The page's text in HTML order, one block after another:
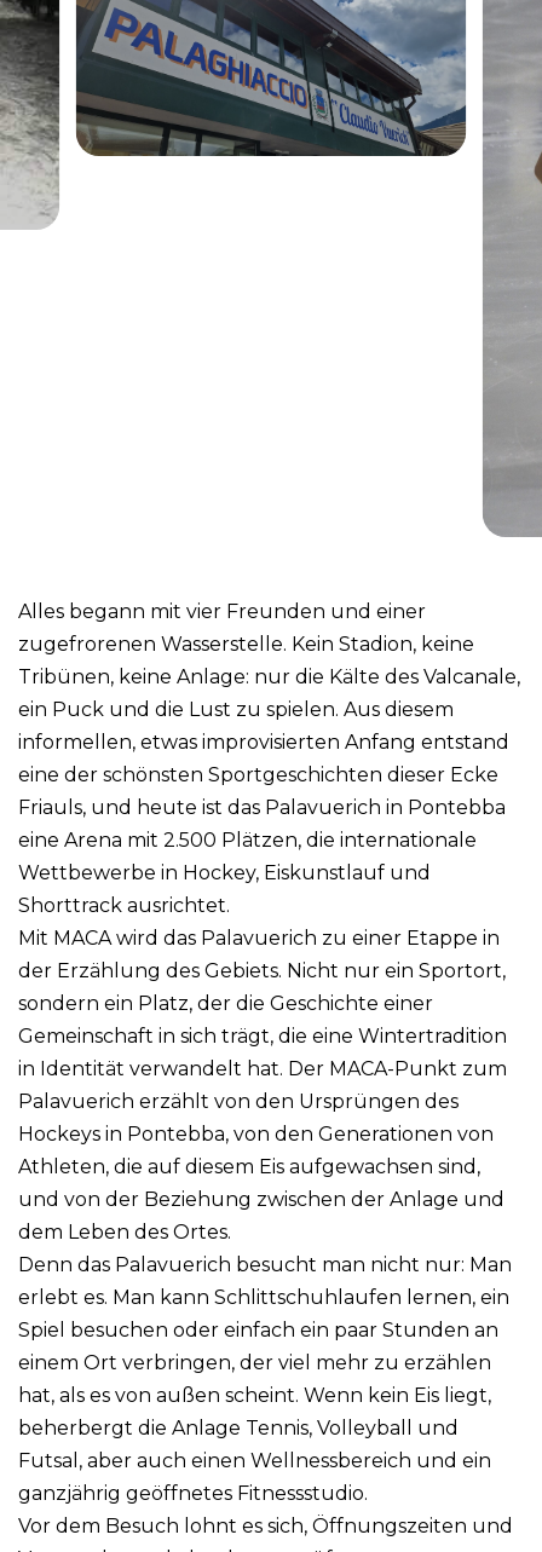
Alles begann mit vier Freunden und einer
zugefrorenen Wasserstelle. Kein Stadion, keine
Tribünen, keine Anlage: nur die Kälte des Valcanale,
ein Puck und die Lust zu spielen. Aus diesem
informellen, etwas improvisierten Anfang entstand
eine der schönsten Sportgeschichten dieser Ecke
Friauls, und heute ist das Palavuerich in Pontebba
eine Arena mit 2.500 Plätzen, die internationale
Wettbewerbe in Hockey, Eiskunstlauf und
Shorttrack ausrichtet.
Mit MACA wird das Palavuerich zu einer Etappe in
der Erzählung des Gebiets. Nicht nur ein Sportort,
sondern ein Platz, der die Geschichte einer
Gemeinschaft in sich trägt, die eine Wintertradition
in Identität verwandelt hat. Der MACA-Punkt zum
Palavuerich erzählt von den Ursprüngen des
Hockeys in Pontebba, von den Generationen von
Athleten, die auf diesem Eis aufgewachsen sind,
und von der Beziehung zwischen der Anlage und
dem Leben des Ortes.
Denn das Palavuerich besucht man nicht nur: Man
erlebt es. Man kann Schlittschuhlaufen lernen, ein
Spiel besuchen oder einfach ein paar Stunden an
einem Ort verbringen, der viel mehr zu erzählen
hat, als es von außen scheint. Wenn kein Eis liegt,
beherbergt die Anlage Tennis, Volleyball und
Futsal, aber auch einen Wellnessbereich und ein
ganzjährig geöffnetes Fitnessstudio.
Vor dem Besuch lohnt es sich, Öffnungszeiten und